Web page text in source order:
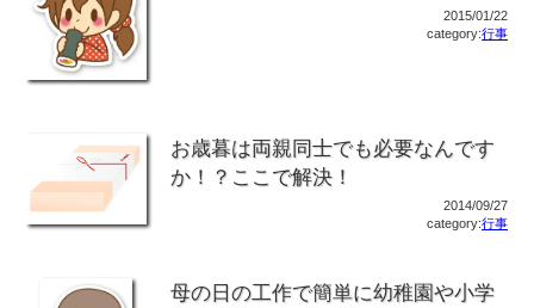
2015/01/22
category:行事
お歳暮は両親同士でも必要なんです
か！？ここで解決！
2014/09/27
category:行事
母の日の工作で簡単に幼稚園や小学